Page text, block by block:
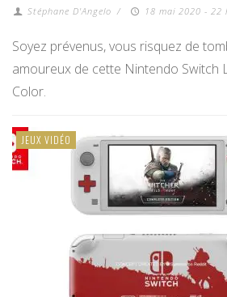
Stéphane D'Angelo / 18 mai 2020 - 22
Soyez prévenus, vous risquez de
amoureux de cette Nintendo Switch
Color.
JEUX VIDÉO